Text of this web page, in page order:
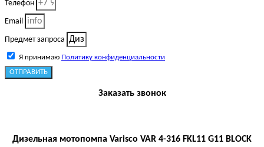
Телефон
Email
Предмет запроса
Я принимаю Политику конфиденциальности
ОТПРАВИТЬ
Заказать звонок
Дизельная мотопомпа Varisco VAR 4-316 FKL11 G11 BLOCK